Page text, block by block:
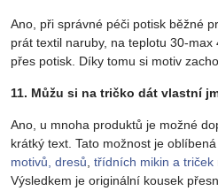
Ano, při správné péči potisk běžné
prát textil naruby, na teplotu 30-
přes potisk. Díky tomu si motiv
11. Můžu si na tričko dát vlastní
Ano, u mnoha produktů je možné
krátký text. Tato možnost je
motivů, dresů třídních mikin a triček
Výsledkem je originální kousek